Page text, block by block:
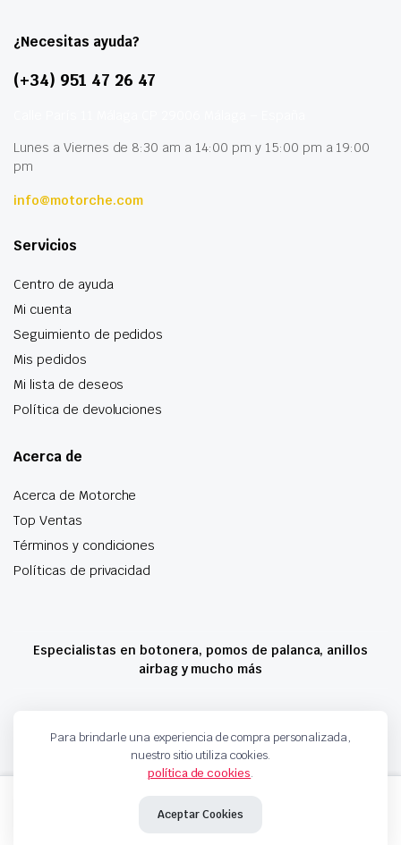
Añadir al carrito
¿Necesitas ayuda?
(+34) 951 47 26 47
Lunes a Viernes de 8:30 am a 14:00 pm y 15:00 pm a 19:00
pm
info@motorche.com
Servicios
Centro de ayuda
Mi cuenta
Seguimiento de pedidos
Mis pedidos
Mi lista de deseos
Política de devoluciones
Acerca de
Acerca de Motorche
Top Ventas
Términos y condiciones
Políticas de privacidad
Especialistas en botonera, pomos de palanca, anillos
airbag y mucho más
Copyright 2024 © Motorche Autoparts. Todos los derechos reservados
Para brindarle una experiencia de compra personalizada,
nuestro sitio utiliza cookies.
política de cookies.
Aceptar Cookies